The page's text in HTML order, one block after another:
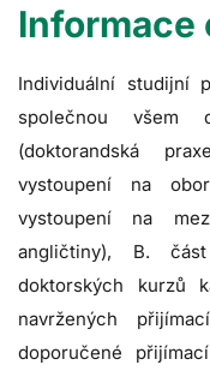
Informace
Individuální studijní
společnou všem
(doktorandská
vystoupení na
vystoupení na
angličtiny), B.
doktorských kurzů
navržených
doporučené